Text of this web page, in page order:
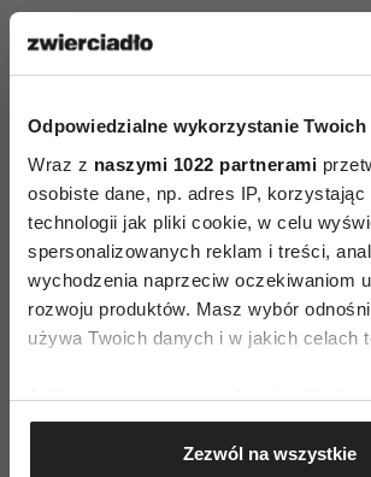
Odpowiedzialne wykorzystanie Twoich
Wraz z naszymi 1022 partnerami
osobiste dane, np. adres IP, korzystając
technologii jak pliki cookie, w celu
spersonalizowanych reklam i treści,
wychodzenia naprzeciw oczekiwaniom
rozwoju produktów. Masz wybór
używa Twoich danych i w jakich celach
Jeśli wyrazisz na to zgodę,
Gromadzić dane dotyczące
geograficznej z dokładnością nawet
Zezwól na wszystkie
szczęścia drastycznie spada z
Pojawia się smutek, poczucie
rozczarowania, brak nadziei na
zmianę. Okazuje się nawet, że
szczęśliwsii bardziej wyluzowani
Doświadczają oni więcej
a ich stabilność emocjonalna jest
nie jest ich doświadczeniem w
zaczynamy sobie, że nasze lata są
zasadniczo zmieniamy